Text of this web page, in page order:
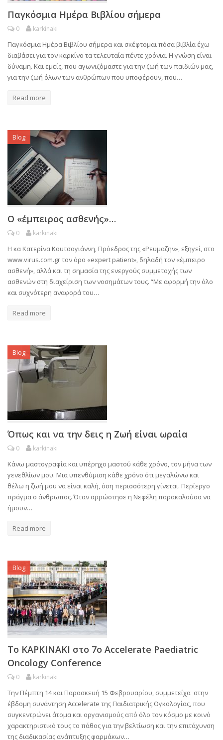
Παγκόσμια Ημέρα Βιβλίου σήμερα
0 karkinaki
Παγκόσμια Ημέρα Βιβλίου σήμερα και σκέφτομαι πόσα βιβλία έχω
διαβάσει για τον καρκίνο τα τελευταία πέντε χρόνια. Η γνώση είναι
δύναμη. Και εμείς, που αγωνιζόμαστε για την ζωή των παιδιών μας,
για την ζωή όλων των ανθρώπων που υποφέρουν, που…
Read more
Blog
Ο «έμπειρος ασθενής»…
0 karkinaki
Η κα Κατερίνα Κουτσογιάννη, Πρόεδρος της «Ρευμαζην», εξηγεί, στο
www.virus.com.gr τον όρο «expert patient», δηλαδή τον «έμπειρο
ασθενή», αλλά και τη σημασία της ενεργούς συμμετοχής των
ασθενών στη διαχείριση των νοσημάτων τους. “Με αφορμή την όλο
και συχνότερη αναφορά του…
Read more
Blog
Όπως και να την δεις η Ζωή είναι ωραία
0 karkinaki
Κάνω μαστογραφία και υπέρηχο μαστού κάθε χρόνο, τον μήνα των
γενεθλίων μου. Μια υπενθύμιση κάθε χρόνο ότι μεγαλώνω και
θέλω η ζωή μου να είναι καλή, όση περισσότερη γίνεται. Περίεργο
πράγμα ο άνθρωπος. Όταν αρρώστησε η Νεφέλη παρακαλούσα να
ήμουν…
Read more
Blog
Το ΚΑΡΚΙΝΑΚΙ στο 7ο Accelerate Paediatric
Oncology Conference
0 karkinaki
Την Πέμπτη 14 και Παρασκευή 15 Φεβρουαρίου, συμμετείχα στην
έβδομη συνάντηση Accelerate της Παιδιατρικής Ογκολογίας, που
συγκεντρώνει άτομα και οργανισμούς από όλο τον κόσμο με κοινό
χαρακτηριστικό τους το πάθος για την βελτίωση και την επιτάχυνση
της διαδικασίας ανάπτυξης φαρμάκων…